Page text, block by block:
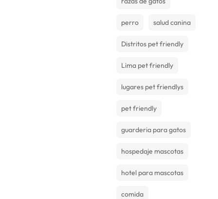
perro salud canina
Distritos pet friendly
Lima pet friendly
lugares pet friendlys
pet friendly
guarderia para gatos
hospedaje mascotas
hotel para mascotas
comida